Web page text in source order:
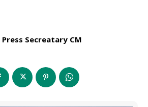
Press Secreatary CM